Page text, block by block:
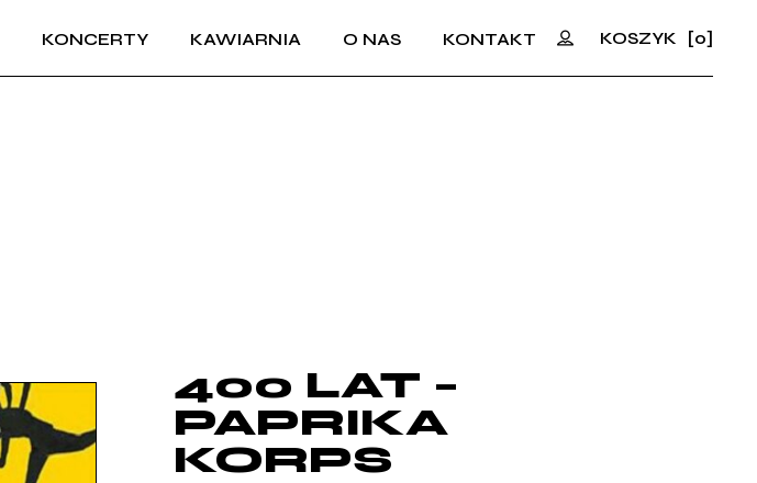
KONCERTY KAWIARNIA O NAS KONTAKT KOSZYK [0]
400 LAT –
PAPRIKA
KORPS